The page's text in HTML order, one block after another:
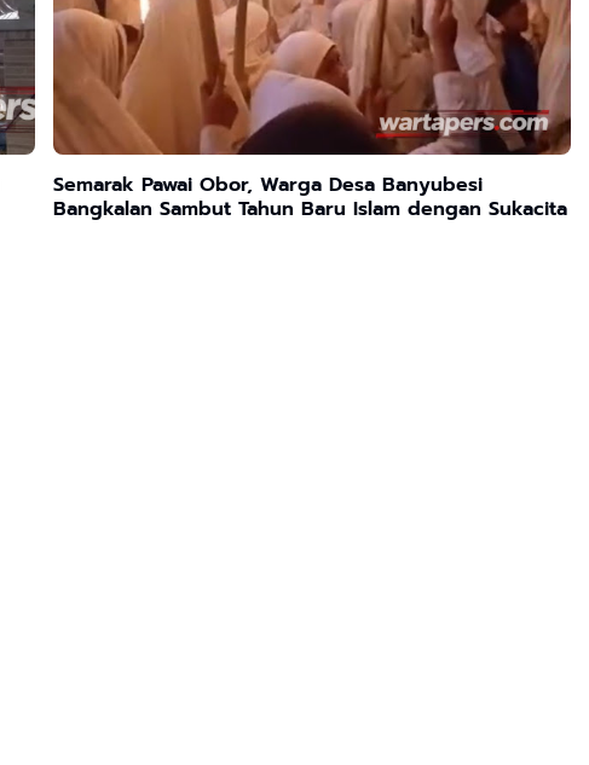
Semarak Pawai Obor, Warga Desa Banyubesi
Bangkalan Sambut Tahun Baru Islam dengan Sukacita